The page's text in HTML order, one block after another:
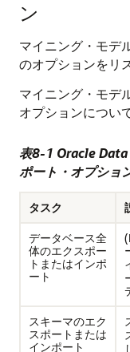
ン
マイニング・モデ
のオプションをリ
マイニング・モデ
オプションについ
表8-1 Oracle
ポート・オプショ
タスク
データベース全
体のエクスポー
トまたはインポ
ート
スキーマのエク
スポートまたは
インポート